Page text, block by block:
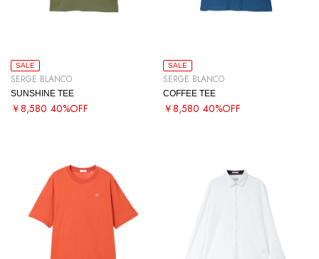
SALE
SERGE BLANCO
SUNSHINE TEE
￥8,580 40%OFF
SALE
SERGE BLANCO
COFFEE TEE
￥8,580 40%OFF